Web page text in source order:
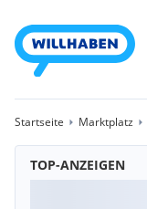
Startseite Marktplatz
TOP-ANZEIGEN